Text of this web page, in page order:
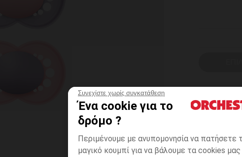
Συνεχίστε χωρίς συγκατάθεση
Ένα cookie για το
δρόμο ?
Περιμένουμε με ανυπομονησία να πατήσετε
μαγικό κουμπί για να βάλουμε τα cookies